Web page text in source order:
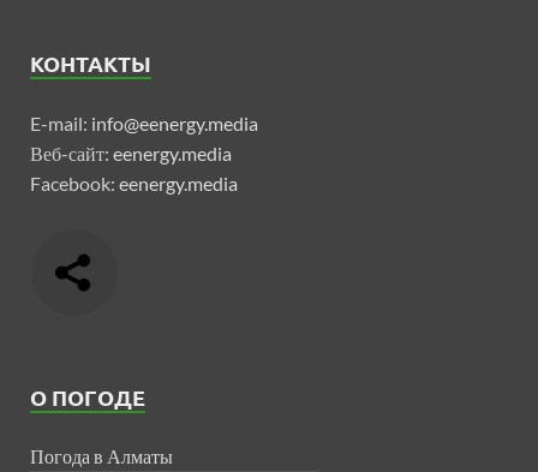
КОНТАКТЫ
E-mail: info@eenergy.media
Веб-сайт: eenergy.media
Facebook: eenergy.media
О ПОГОДЕ
Погода в Алматы